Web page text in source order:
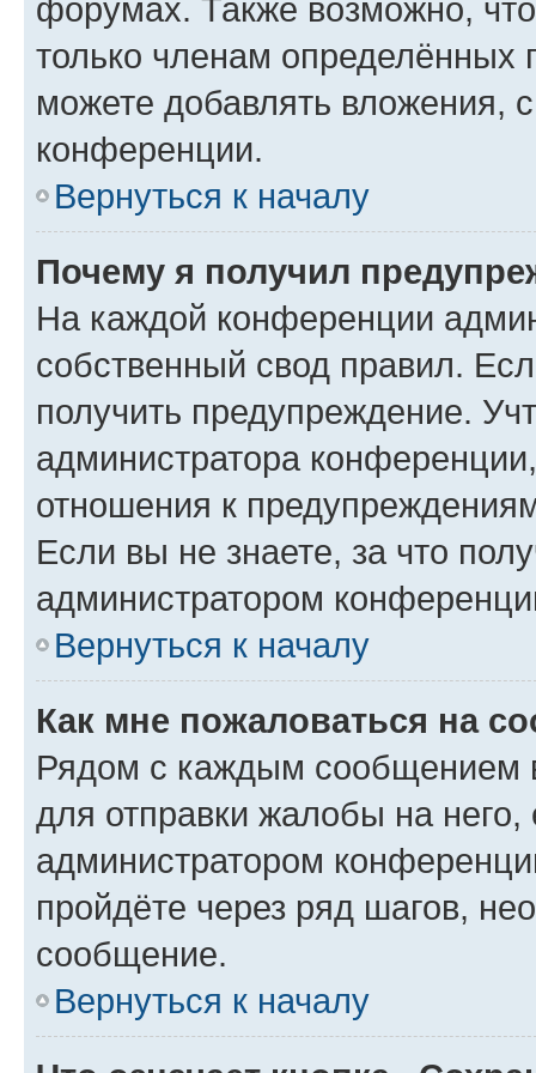
форумах. Также возможно,
только членам определённых
можете добавлять вложения,
конференции.
Вернуться к началу
Почему я получил
На каждой конференции
собственный свод правил.
получить предупреждение.
администратора
отношения к
Если вы не знаете, за что
администратором
Вернуться к началу
Как мне пожаловаться на
Рядом с каждым сообщением
для отправки жалобы на
администратором
пройдёте через ряд шагов,
сообщение.
Вернуться к началу